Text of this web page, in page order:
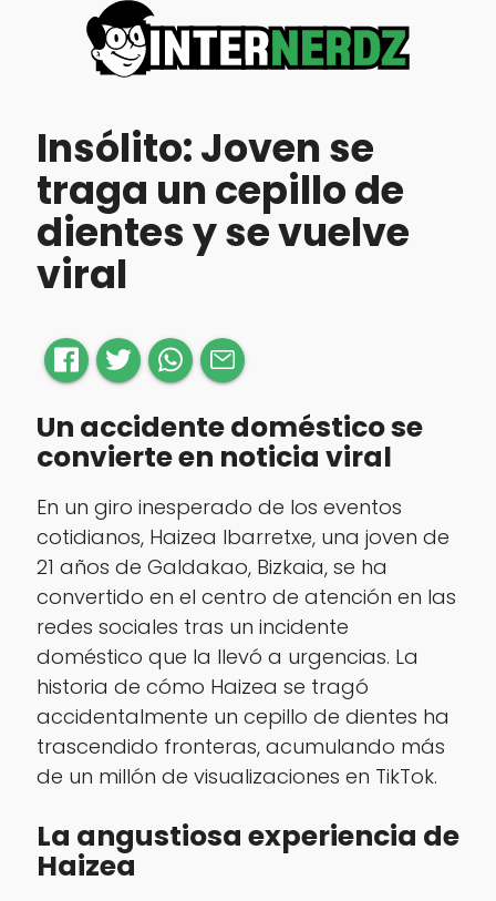
Insólito: Joven se
traga un cepillo de
dientes y se vuelve
viral
Un accidente doméstico se
convierte en noticia viral
En un giro inesperado de los eventos
cotidianos, Haizea Ibarretxe, una joven de
21 años de Galdakao, Bizkaia, se ha
convertido en el centro de atención en las
redes sociales tras un incidente
doméstico que la llevó a urgencias. La
historia de cómo Haizea se tragó
accidentalmente un cepillo de dientes ha
trascendido fronteras, acumulando más
de un millón de visualizaciones en TikTok.
La angustiosa experiencia de
Haizea